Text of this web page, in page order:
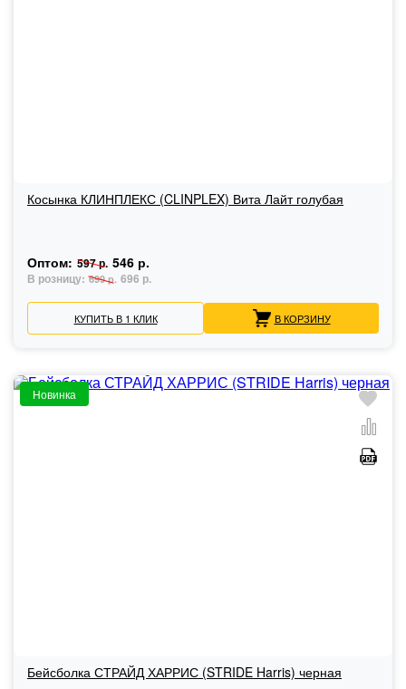
Косынка КЛИНПЛЕКС (CLINPLEX) Вита Лайт голубая
Оптом: 597 р. 546 р.
В розницу: 699 р. 696 р.
КУПИТЬ В 1 КЛИК В КОРЗИНУ
Новинка
Бейсболка СТРАЙД ХАРРИС (STRIDE Harris) черная